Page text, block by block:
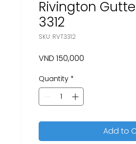
Rivington
3312
SKU: RVT3312
VND 150,000
Quantity *
Add to